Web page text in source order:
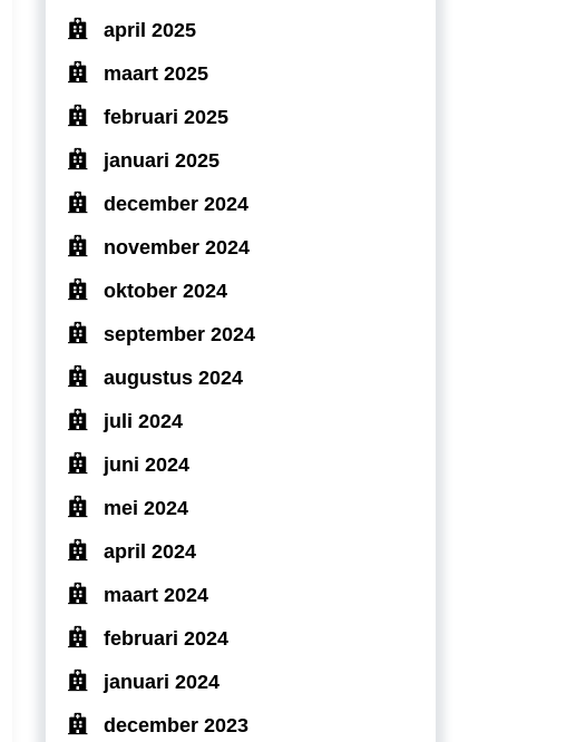
april 2025
maart 2025
februari 2025
januari 2025
december 2024
november 2024
oktober 2024
september 2024
augustus 2024
juli 2024
juni 2024
mei 2024
april 2024
maart 2024
februari 2024
januari 2024
december 2023